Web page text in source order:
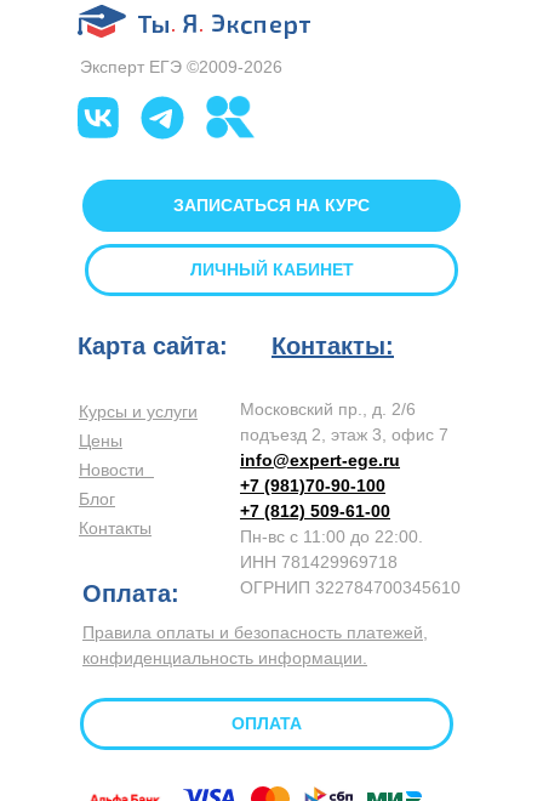
Курсы и услуги
Цены
Новости
Блог
Контакты
Московский пр., д. 2/6
подъезд 2, этаж 3, офис 7
info@expert-ege.ru
+7 (981)70-90-100
+7 (812) 509-61-00
Пн-вс с 11:00 до 22:00.
ИНН 781429969718
ОГРНИП 322784700345610
Правила оплаты и безопасность платежей,
конфиденциальность информации.
Карта сайта: Контакты:
Оплата:
Эксперт ЕГЭ ©2009-2026
ЗАПИСАТЬСЯ НА КУРС
ОПЛАТА
ЛИЧНЫЙ КАБИНЕТ